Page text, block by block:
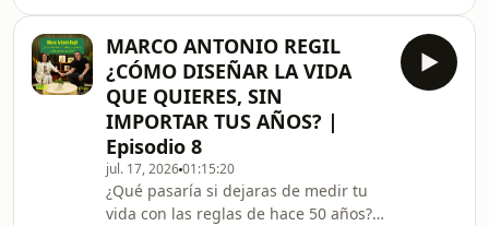
circunstancias, sino d
por qué muchas de ellas ya no hacen
sentido.Hablan de esa libertad que
llega cuando dejas de pedir permiso,
de dar explicaciones y empiezas a
tomar decisiones pensando en ti.
Reflexionan sobre las muchas vidas
que caben dentro de una misma vida,
la importan
MARCO ANTONIO REGIL
¿CÓMO DISEÑAR LA VIDA
QUE QUIERES, SIN
IMPORTAR TUS AÑOS? |
Episodio 8
jul. 17, 202601:15:20
¿Qué pasaría si dejaras de medir tu
vida con las reglas de hace 50 años?